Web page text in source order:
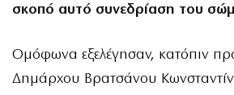
σκοπό αυτό συνεδρίαση του
Ομόφωνα εξελέγησαν, κατόπιν
Δημάρχου Βρατσάνου